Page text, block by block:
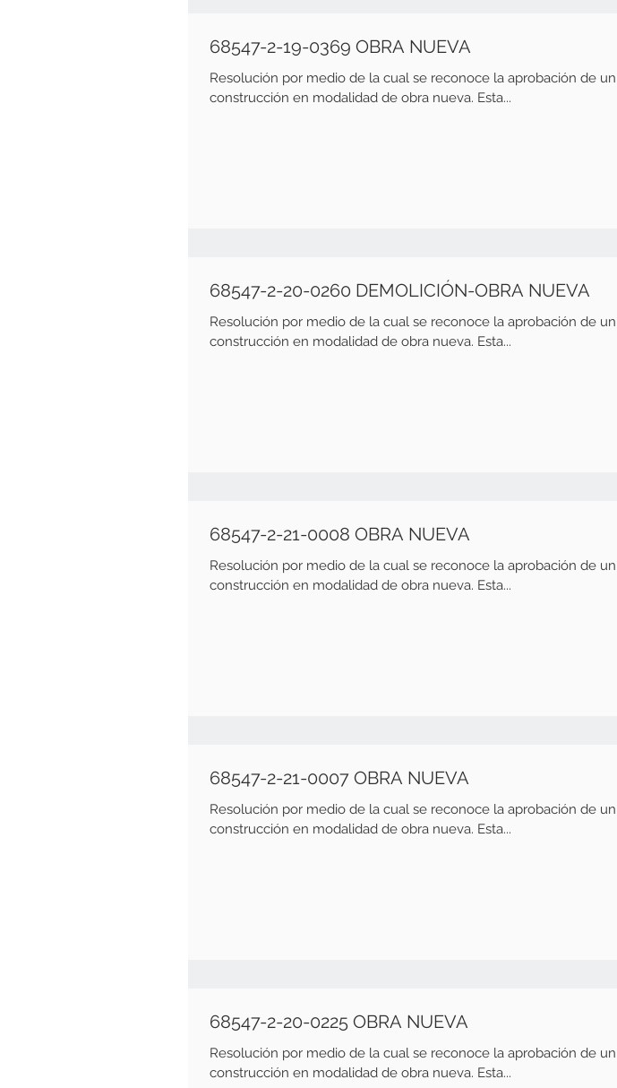
68547-2-19-0369 OBRA NUEVA
Resolución por medio de la cual se reconoce la aprobación de
construcción en modalidad de obra nueva. Esta...
68547-2-20-0260 DEMOLICIÓN-OBRA NUEVA
Resolución por medio de la cual se reconoce la aprobación de
construcción en modalidad de obra nueva. Esta...
68547-2-21-0008 OBRA NUEVA
Resolución por medio de la cual se reconoce la aprobación de
construcción en modalidad de obra nueva. Esta...
68547-2-21-0007 OBRA NUEVA
Resolución por medio de la cual se reconoce la aprobación de
construcción en modalidad de obra nueva. Esta...
68547-2-20-0225 OBRA NUEVA
Resolución por medio de la cual se reconoce la aprobación de
construcción en modalidad de obra nueva. Esta...